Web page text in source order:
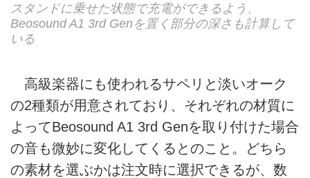
スタンドに乗せた状態で充電ができるよう、
Beosound A1 3rd Genを置く部分の深さも計算して
いる
高級楽器にも使われるサペリと淡いオーク
の2種類が用意されており、それぞれの材質に
よってBeosound A1 3rd Genを取り付けた場合
の音も微妙に変化してくるとのこと。どちら
の素材を選ぶかは注文時に選択できるが、数